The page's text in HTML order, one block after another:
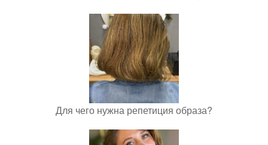
Для чего нужна репетиция образа?